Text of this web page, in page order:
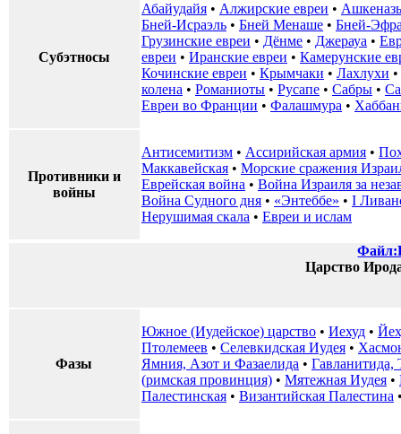
Субэтносы
Абайудайя • Алжирские евреи •
Бней-Исраэль • Бней Менаше • Бней-
Грузинские евреи • Дёнме • Джерауа •
евреи • Иранские евреи • Камерунские
Кочинские евреи • Крымчаки • Лахлухи •
колена • Романиоты • Русапе • Сабры •
Евреи во Франции • Фалашмура •
Противники и
войны
Антисемитизм • Ассирийская армия •
Маккавейская • Морские сражения
Еврейская война • Война Израиля за
Война Судного дня • «Энтеббе» • I
Нерушимая скала • Евреи и ислам
Царство
Фазы
Южное (Иудейское) царство • Иехуд •
Птолемеев • Селевкидская Иудея •
Ямния, Азот и Фазаелида • Гавланитида,
(римская провинция) • Мятежная Иудея •
Палестинская • Византийская Палестина